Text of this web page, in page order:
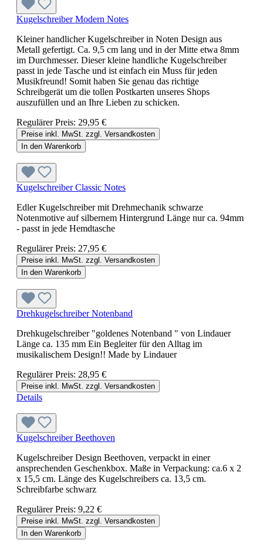
Kugelschreiber Modern Notes
Kleiner handlicher Kugelschreiber in Noten Design aus
Metall gefertigt. Ca. 9,5 cm lang und in der Mitte etwa 8mm
im Durchmesser. Dieser kleine handliche Kugelschreiber
passt in jede Tasche und ist einfach ein Muss für jeden
Musikfreund! Somit haben Sie genau das richtige
Schreibgerät um die tollen Postkarten unseres Shops
auszufüllen und an Ihre Lieben zu schicken.
Regulärer Preis: 29,95 €
Preise inkl. MwSt. zzgl. Versandkosten
In den Warenkorb
Kugelschreiber Classic Notes
Edler Kugelschreiber mit Drehmechanik schwarze
Notenmotive auf silbernem Hintergrund Länge nur ca. 94mm
- passt in jede Hemdtasche
Regulärer Preis: 27,95 €
Preise inkl. MwSt. zzgl. Versandkosten
In den Warenkorb
Drehkugelschreiber Notenband
Drehkugelschreiber "goldenes Notenband " von Lindauer
Länge ca. 135 mm Ein Begleiter für den Alltag im
musikalischem Design!! Made by Lindauer
Regulärer Preis: 28,95 €
Preise inkl. MwSt. zzgl. Versandkosten
Details
Kugelschreiber Beethoven
Kugelschreiber Design Beethoven, verpackt in einer
ansprechenden Geschenkbox. Maße in Verpackung: ca.6 x 2
x 15,5 cm. Länge des Kugelschreibers ca. 13,5 cm.
Schreibfarbe schwarz
Regulärer Preis: 9,22 €
Preise inkl. MwSt. zzgl. Versandkosten
In den Warenkorb